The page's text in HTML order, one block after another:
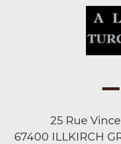
25 Rue
67400 ILLKIRCH